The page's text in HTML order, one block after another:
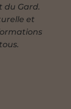
du Gard.
et